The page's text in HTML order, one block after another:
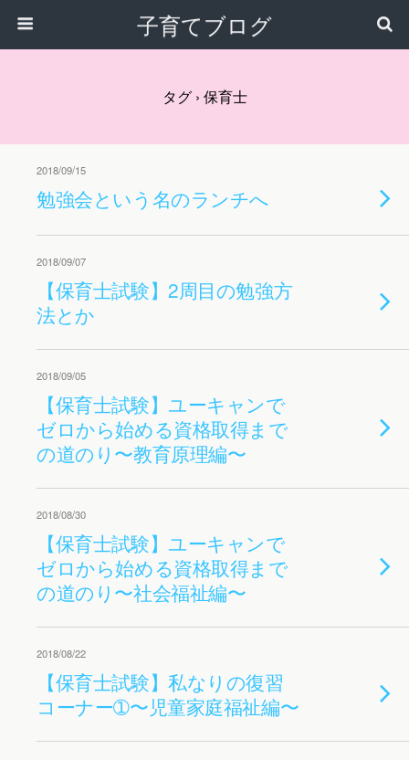
子育てブログ
タグ › 保育士
2018/09/15
勉強会という名のランチへ
2018/09/07
【保育士試験】2周目の勉強方
法とか
2018/09/05
【保育士試験】ユーキャンで
ゼロから始める資格取得まで
の道のり〜教育原理編〜
2018/08/30
【保育士試験】ユーキャンで
ゼロから始める資格取得まで
の道のり〜社会福祉編〜
2018/08/22
【保育士試験】私なりの復習
コーナー➀〜児童家庭福祉編〜